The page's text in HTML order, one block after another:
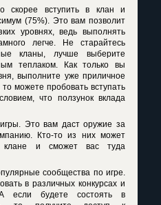
скорее вступить в клан и
(75%). Это вам позволит
уровнях, ведь выполнять
легче. Не старайтесь
кланы, лучше выберите
теплаком. Как только вы
выполните уже приличное
то можете пробовать вступать
что ползунок вклада
Это вам даст оружие за
Кто-то из них может
и сможет вас туда
сообщества по игре.
в различных конкурсах и
если будете состоять в